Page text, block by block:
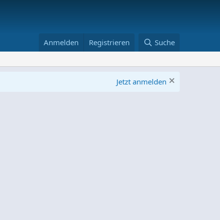
Anmelden Registrieren Suche
Jetzt anmelden